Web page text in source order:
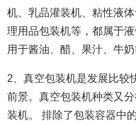
机、乳品灌装机、粘性液
理用品包装机等，都属于
用于酱油、醋、果汁、牛奶
2、真空包装机是发展比较
前景。真空包装机种类又
装机。 排除了包装容器中